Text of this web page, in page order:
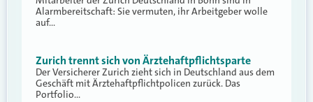
Alarmbereitschaft: Sie vermuten, ihr Arbeitgeber wolle
auf…
Zurich trennt sich von Ärztehaftpflichtsparte
Der Versicherer Zurich zieht sich in Deutschland aus dem
Geschäft mit Ärztehaftpflichtpolicen zurück. Das
Portfolio…